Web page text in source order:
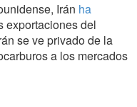
Irán ha
exportaciones del
se ve privado de la
a los mercados